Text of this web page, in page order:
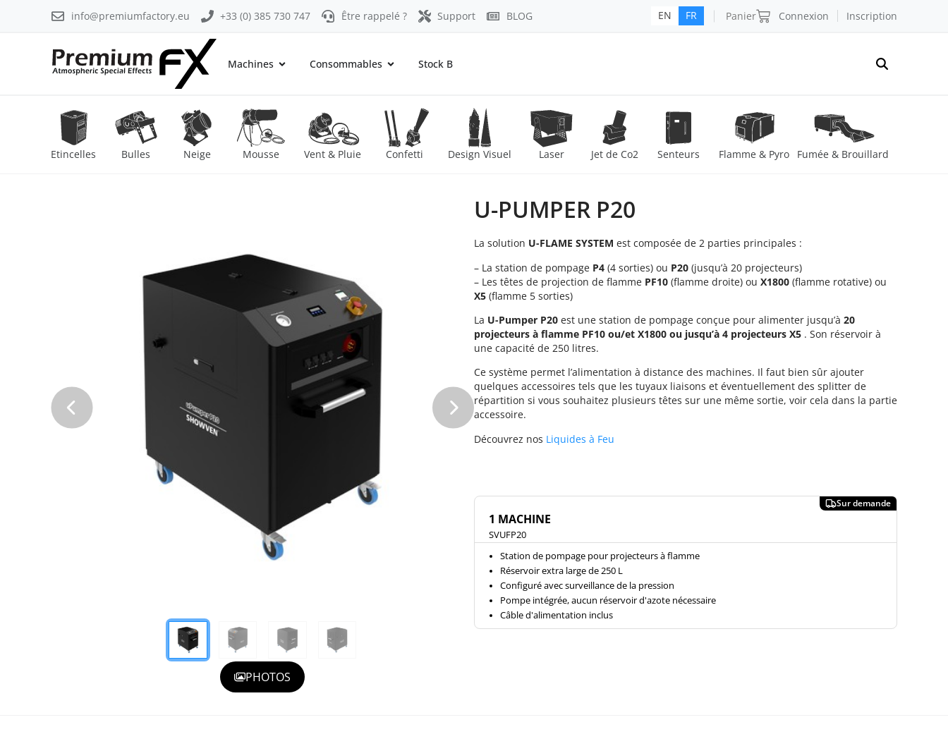
info@premiumfactory.eu +33 (0) 385 730 747 Être rappelé ? Support BLOG EN FR Panier Connexion Inscription
Machines Consommables Stock B
Etincelles Bulles Neige Mousse Vent & Pluie Confetti Design Visuel Laser Jet de Co2 Senteurs Flamme & Pyro Fumée & Brouillard
PHOTOS
U-PUMPER P20
La solution U-FLAME SYSTEM est composée de 2 parties principales :
– La station de pompage P4 (4 sorties) ou P20 (jusqu’à 20 projecteurs)
– Les têtes de projection de flamme PF10 (flamme droite) ou X1800 (flamme rotative) ou
X5 (flamme 5 sorties)
La U-Pumper P20 est une station de pompage conçue pour alimenter jusqu’à 20
projecteurs à flamme PF10 ou/et X1800 ou jusqu’à 4 projecteurs X5 . Son réservoir à
une capacité de 250 litres.
Ce système permet l’alimentation à distance des machines. Il faut bien sûr ajouter
quelques accessoires tels que les tuyaux liaisons et éventuellement des splitter de
répartition si vous souhaitez plusieurs têtes sur une même sortie, voir cela dans la partie
accessoire.
Découvrez nos Liquides à Feu
1 MACHINE
SVUFP20
Station de pompage pour projecteurs à flamme
Réservoir extra large de 250 L
Configuré avec surveillance de la pression
Pompe intégrée, aucun réservoir d'azote nécessaire
Câble d'alimentation inclus